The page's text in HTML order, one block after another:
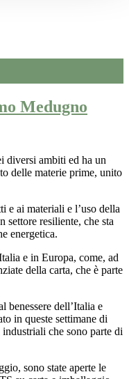
Medugno
diversi ambiti ed ha un
delle materie prime, unito
e ai materiali e l’uso della
settore resiliente, che sta
energetica.
e in Europa, come, ad
della carta, che è parte
benessere dell’Italia e
in queste settimane di
che sono parte di
sono state aperte le